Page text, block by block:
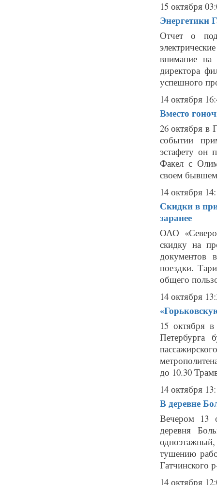
15 октября
Энергетики
Отчет о
внимание
директора
успешного
14 октября
Вместо
26 октября в
событии
эстафету он
Факел с
своем
14 октября
Скидки в
заранее
ОАО «Северо-
скидку на
документов
поездки.
общего
14 октября
15 октября
Петербурга
до 10.30
14 октября
В деревне
Вечером 13
деревня
тушению
Гатчинского
14 октября